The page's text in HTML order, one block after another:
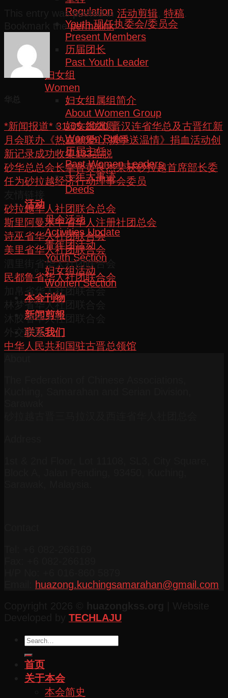
Regulation
Youth 现任执委会/委员会
Present Members
历届团长
Past Youth Leader
妇女组
Women
妇女组属组简介
About Women Group
妇女组细则
Women Rules
历届主任
Past Women Leaders
十年大事迹
Deeds
活动
母会活动
Activities Update
青年团活动
Youth Section
妇女组活动
Women Section
本会刊物
新闻剪報
联系我们
This entry was posted in 活动剪辑 特稿
Bookmark thepermalink.
*新闻报道* 31-05-2020 晋汉连省华总及古晋红新
月会联办《热血献爱心,携手送温情》捐血活动创
新记录成功收集133品脱
砂华总总会长拿督黄良杰荣获砂拉越首席部长委
任为砂拉越经济行动理事会委员
砂拉越华人社团联合总会
斯里阿曼木中省华人注册社团总会
诗巫省华人社团联合会
美里省华人社团联合会
泗里街省华人社团联合会
民都鲁省华人社团联合会
加帛省华人社团联合会
林梦省华人社团联合会
沐胶省华人社团联合会
外交链接
中华人民共和国驻古晋总领馆
huazong.kuchingsamarahan@gmail.com
TECHLAJU
首页
关于本会
本会简史